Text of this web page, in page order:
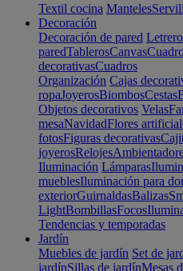
Textil cocina Manteles
Decoración
Decoración de pared
paredTablerosCanvas
decorativasCuadros
Organización Cajas
ropaJoyerosBiombosCestas
Objetos decorativos Velas
mesaNavidadFlores
fotosFiguras decorativas
joyerosRelojes
Iluminación Lámparas
mueblesIluminación para
exteriorGuirnaldasBalizas
LightBombillasFocos
Tendencias y temporadas
Jardín
Muebles de jardín Set de
jardínSillas de jardínMesas